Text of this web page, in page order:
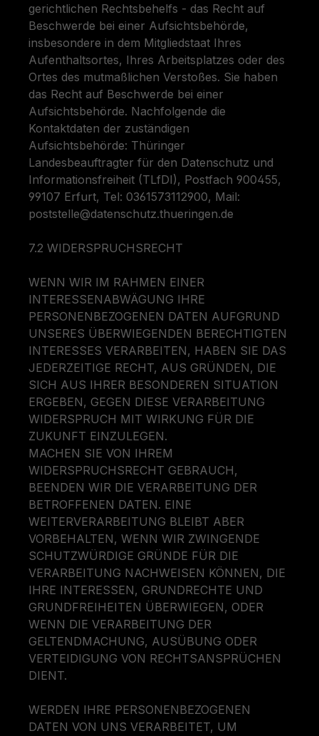
gerichtlichen Rechtsbehelfs - das Recht auf
Beschwerde bei einer Aufsichtsbehörde,
insbesondere in dem Mitgliedstaat Ihres
Aufenthaltsortes, Ihres Arbeitsplatzes oder des
Ortes des mutmaßlichen Verstoßes. Sie haben
das Recht auf Beschwerde bei einer
Aufsichtsbehörde. Nachfolgende die
Kontaktdaten der zuständigen
Aufsichtsbehörde: Thüringer
Landesbeauftragter für den Datenschutz und
Informationsfreiheit (TLfDI), Postfach 900455,
99107 Erfurt, Tel: 0361573112900, Mail:
poststelle@datenschutz.thueringen.de
7.2 WIDERSPRUCHSRECHT
WENN WIR IM RAHMEN EINER
INTERESSENABWÄGUNG IHRE
PERSONENBEZOGENEN DATEN AUFGRUND
UNSERES ÜBERWIEGENDEN BERECHTIGTEN
INTERESSES VERARBEITEN, HABEN SIE DAS
JEDERZEITIGE RECHT, AUS GRÜNDEN, DIE
SICH AUS IHRER BESONDEREN SITUATION
ERGEBEN, GEGEN DIESE VERARBEITUNG
WIDERSPRUCH MIT WIRKUNG FÜR DIE
ZUKUNFT EINZULEGEN.
MACHEN SIE VON IHREM
WIDERSPRUCHSRECHT GEBRAUCH,
BEENDEN WIR DIE VERARBEITUNG DER
BETROFFENEN DATEN. EINE
WEITERVERARBEITUNG BLEIBT ABER
VORBEHALTEN, WENN WIR ZWINGENDE
SCHUTZWÜRDIGE GRÜNDE FÜR DIE
VERARBEITUNG NACHWEISEN KÖNNEN, DIE
IHRE INTERESSEN, GRUNDRECHTE UND
GRUNDFREIHEITEN ÜBERWIEGEN, ODER
WENN DIE VERARBEITUNG DER
GELTENDMACHUNG, AUSÜBUNG ODER
VERTEIDIGUNG VON RECHTSANSPRÜCHEN
DIENT.
WERDEN IHRE PERSONENBEZOGENEN
DATEN VON UNS VERARBEITET, UM